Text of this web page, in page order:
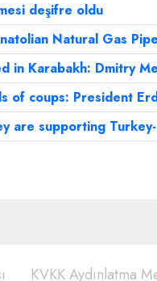
deşifre oldu
Natural Gas
in Karabakh: Dmitry
of coups: President
are supporting
KVKK Aydınlatma